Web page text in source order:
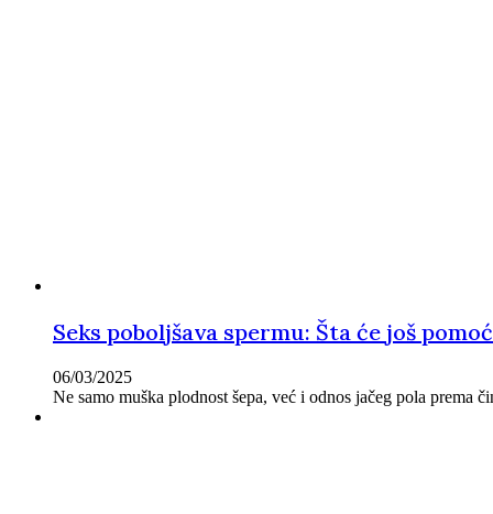
Seks poboljšava spermu: Šta će još
06/03/2025
Ne samo muška plodnost šepa, već i odnos jačeg pola prema